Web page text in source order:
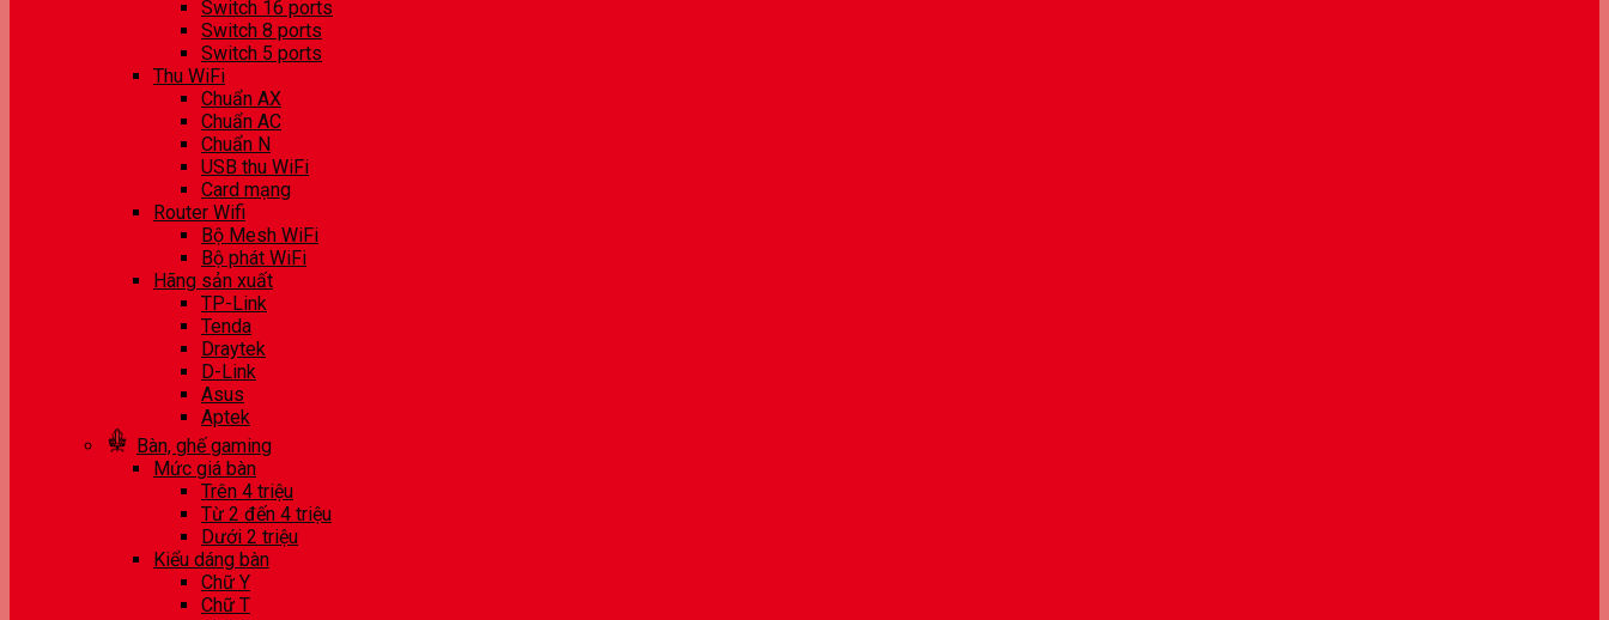
Switch 16 ports
Switch 8 ports
Switch 5 ports
Thu WiFi
Chuẩn AX
Chuẩn AC
Chuẩn N
USB thu WiFi
Card mạng
Router Wifi
Bộ Mesh WiFi
Bộ phát WiFi
Hãng sản xuất
TP-Link
Tenda
Draytek
D-Link
Asus
Aptek
Bàn, ghế gaming
Mức giá bàn
Trên 4 triệu
Từ 2 đến 4 triệu
Dưới 2 triệu
Kiểu dáng bàn
Chữ Y
Chữ T